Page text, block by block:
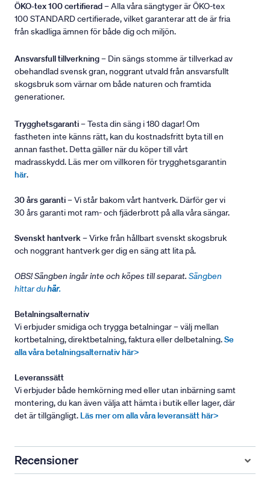
ÖKO-tex 100 certifierad– Alla våra sängtyger är ÖKO-tex
100 STANDARD certifierade, vilket garanterar att de är fria
från skadliga ämnen för både dig och miljön.
Ansvarsfull tillverkning– Din sängs stomme är tillverkad av
obehandlad svensk gran, noggrant utvald från ansvarsfullt
skogsbruk som värnar om både naturen och framtida
generationer.
Trygghetsgaranti– Testa din säng i 180 dagar! Om
fastheten inte känns rätt, kan du kostnadsfritt byta till en
annan fasthet. Detta gäller när du köper till vårt
madrasskydd. Läs mer om villkoren för trygghetsgarantin
här.
30 års garanti– Vi står bakom vårt hantverk. Därför ger vi
30 års garanti mot ram- och fjäderbrott på alla våra sängar.
Svenskt hantverk– Virke från hållbart svenskt skogsbruk
och noggrant hantverk ger dig en säng att lita på.
OBS! Sängben ingår inte och köpes till separat. Sängben
hittar duhär.
Betalningsalternativ
Vi erbjuder smidiga och trygga betalningar – välj mellan
kortbetalning, direktbetalning, faktura eller delbetalning.Se
alla våra betalningsalternativ här>
Leveranssätt
Vi erbjuder både hemkörning med eller utan inbärning samt
montering, du kan även välja att hämta i butik eller lager, där
det är tillgängligt. Läs mer om alla våra leveransätt här>
Recensioner